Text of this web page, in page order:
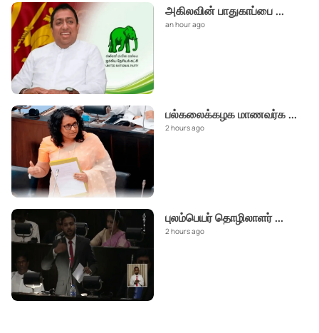
அகிலவின் பாதுகாப்பை ...
an hour ago
பல்கலைக்கழக மாணவர்க ...
2 hours ago
புலம்பெயர் தொழிலாளர்...
2 hours ago